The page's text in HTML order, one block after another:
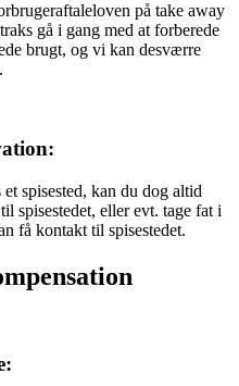
på take away
gå i gang med at forberede
brugt, og vi kan desværre
spisested, kan du dog altid
spisestedet, eller evt. tage fat i
få kontakt til spisestedet.